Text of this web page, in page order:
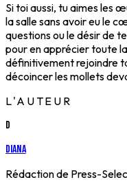
Si toi aussi, tu aimes les
la salle sans avoir eu le
questions ou le désir de
pour en apprécier toute
définitivement rejoindre
décoincer les mollets
L'AUTEUR
D
Diana
Rédaction de Press-